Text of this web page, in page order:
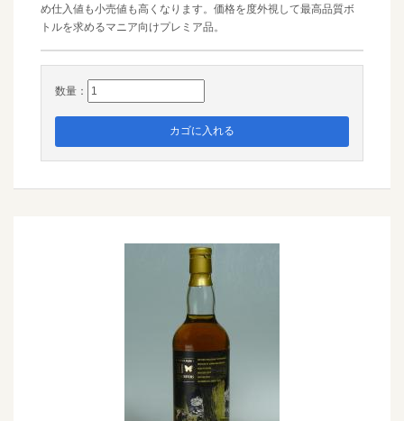
め仕入値も小売値も高くなります。価格を度外視して最高品質ボ
トルを求めるマニア向けプレミア品。
数量：